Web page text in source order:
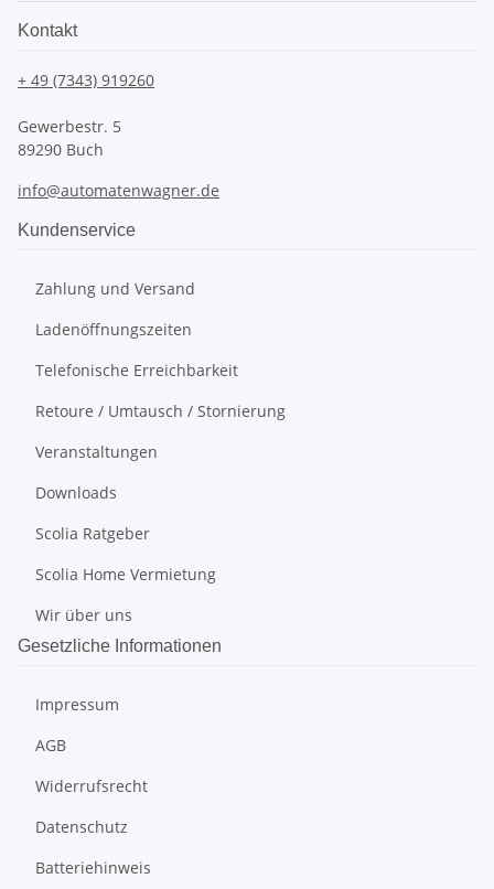
Kontakt
+ 49 (7343) 919260
Gewerbestr. 5
89290 Buch
info@automatenwagner.de
Kundenservice
Zahlung und Versand
Ladenöffnungszeiten
Telefonische Erreichbarkeit
Retoure / Umtausch / Stornierung
Veranstaltungen
Downloads
Scolia Ratgeber
Scolia Home Vermietung
Wir über uns
Gesetzliche Informationen
Impressum
AGB
Widerrufsrecht
Datenschutz
Batteriehinweis